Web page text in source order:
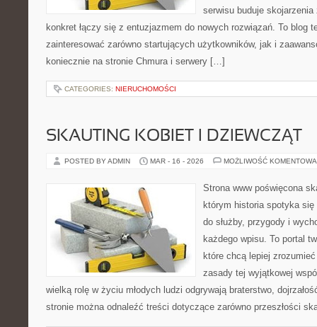
serwisu buduje
konkret łączy się z entuzjazmem do nowych rozwiązań. To blog
zainteresować zarówno startujących użytkowników, jak i
koniecznie na stronie Chmura i serwery […]
CATEGORIES: NIERUCHOMOŚCI
SKAUTING KOBIET I DZIEWCZĄT
POSTED BY ADMIN MAR - 16 - 2026 MOŻLIWOŚĆ
Strona www poświęcona
którym historia spotyka
do służby, przygody i
każdego wpisu. To portal
które chcą lepiej
zasady tej wyjątkowej
wielką rolę w życiu młodych ludzi odgrywają braterstwo,
stronie można odnaleźć treści dotyczące zarówno przeszłości